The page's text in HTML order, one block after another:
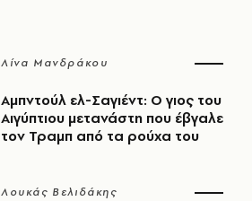
Λίνα Μανδράκου
Αμπντούλ ελ-Σαγιέντ: Ο γιος του
Αιγύπτιου μετανάστη που έβγαλε
τον Τραμπ από τα ρούχα του
Λουκάς Βελιδάκης